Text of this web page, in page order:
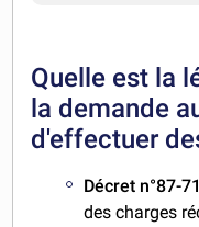
Quelle est la
la demande
d'effectuer
Décret n°87-
des charges